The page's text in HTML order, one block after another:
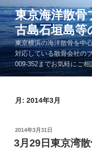
コ
ン
テ
ン
へ
ス
東京海洋散
古島石垣島等
東京横浜の海洋散骨を中
対応している散骨会社の
009-352までお気軽にご
月: 2014年3月
投
稿
日:
2014年3月31日
3月29日東京湾